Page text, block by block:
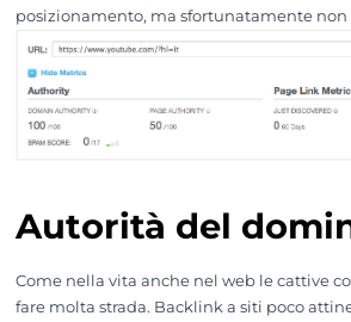
posizionamento, ma sfortunatamente non
Autorità del
Come nella vita anche nel web le cattive
fare molta strada. Backlink a siti poco